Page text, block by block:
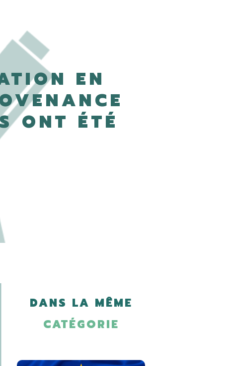
EN
ONT ÉTÉ
DANS LA MÊME
CATÉGORIE